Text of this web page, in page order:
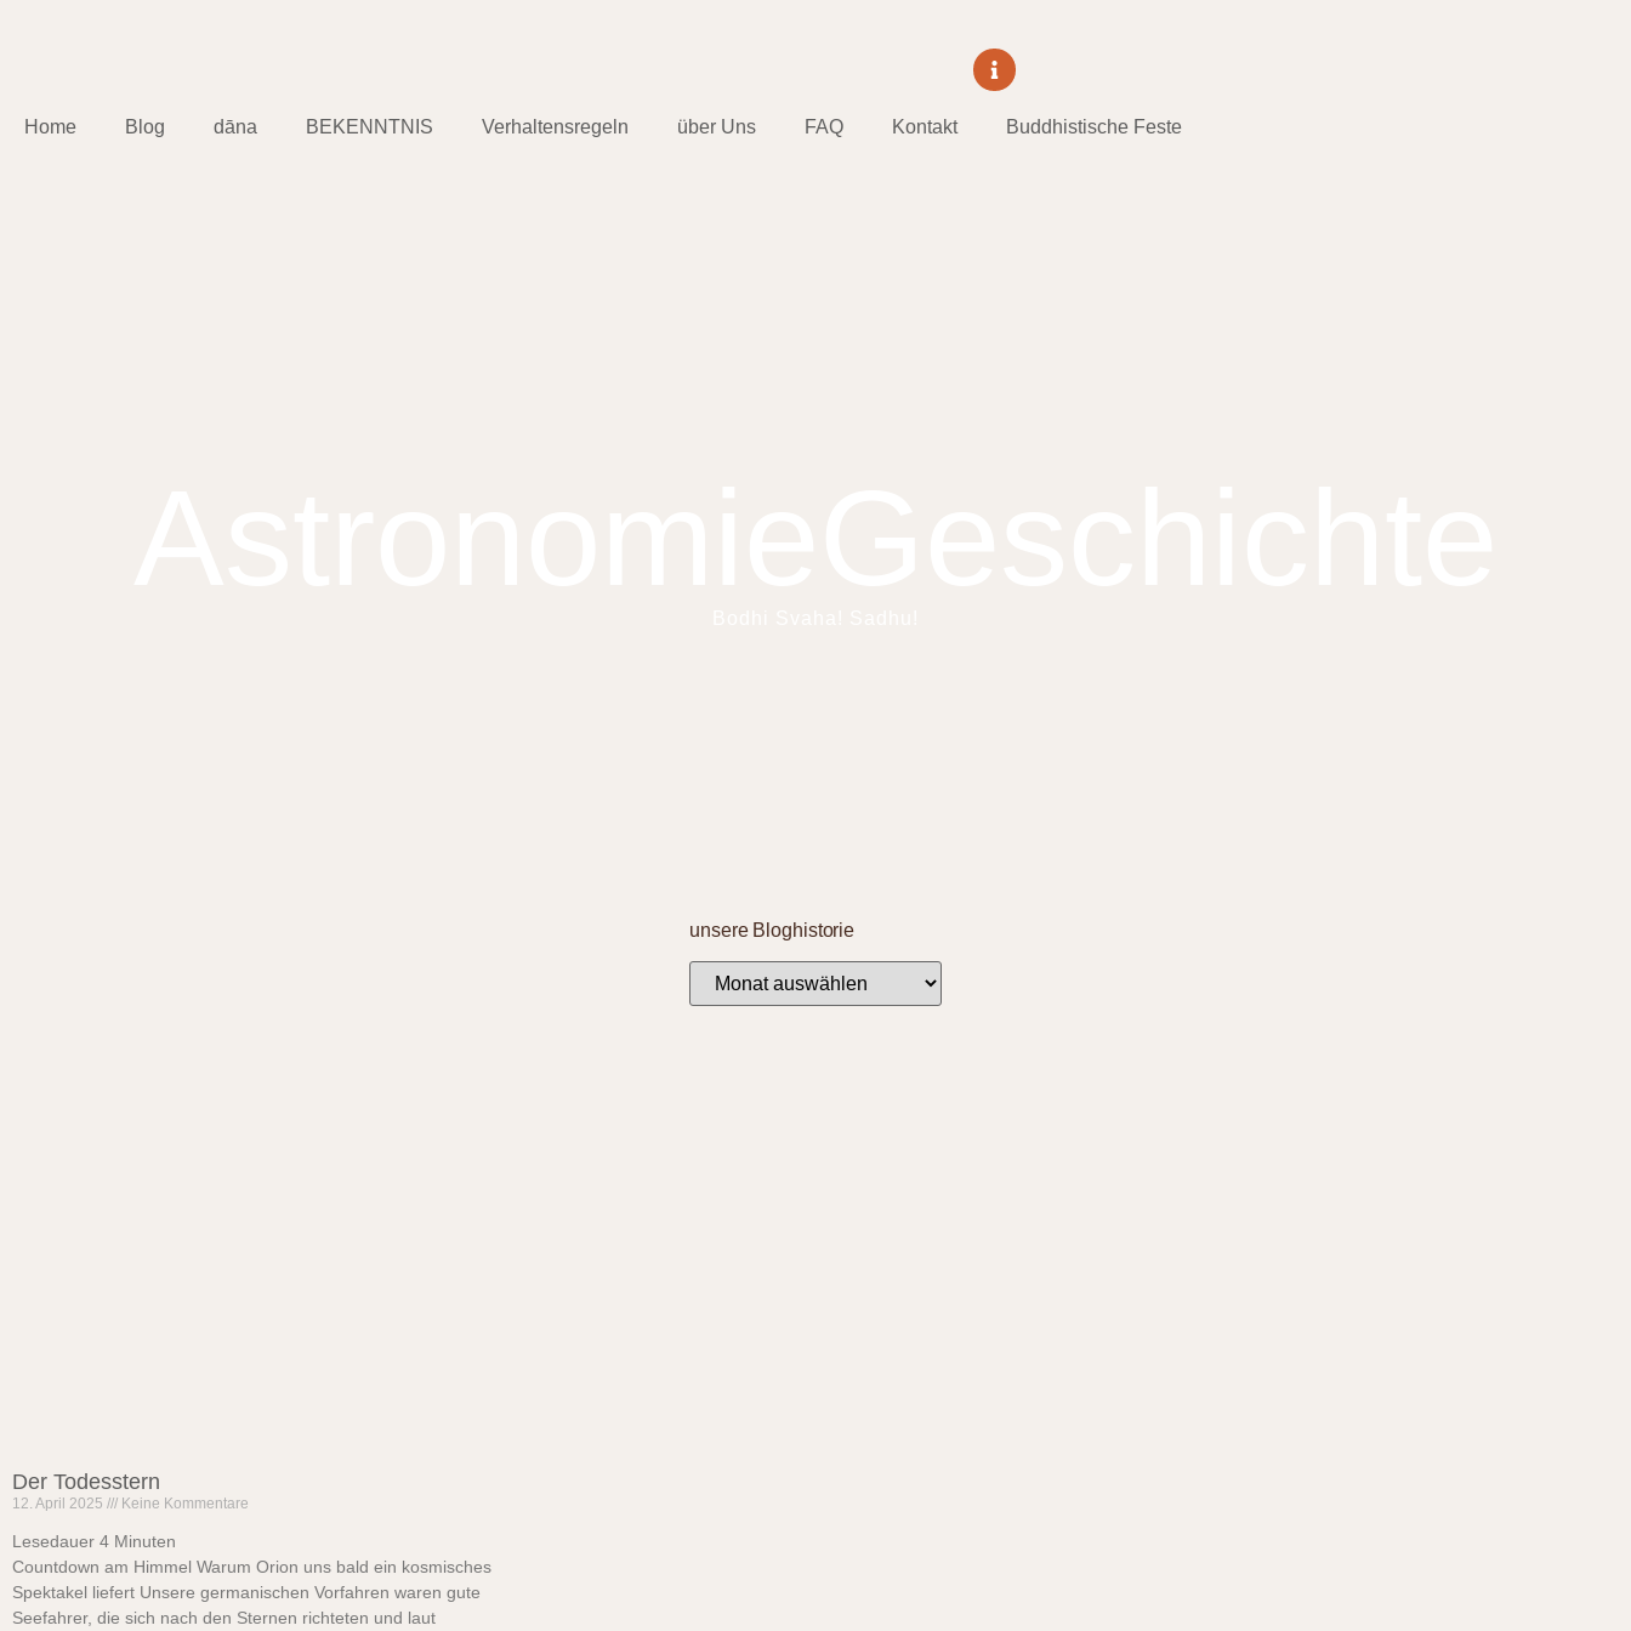
Home Blog dāna BEKENNTNIS Verhaltensregeln über Uns FAQ Kontakt Buddhistische Feste
unsere Bloghistorie
Der Todesstern
12. April 2025 Keine Kommentare
Lesedauer 4 Minuten
Countdown am Himmel Warum Orion uns bald ein kosmisches
Spektakel liefert Unsere germanischen Vorfahren waren gute
Seefahrer, die sich nach den Sternen richteten und laut